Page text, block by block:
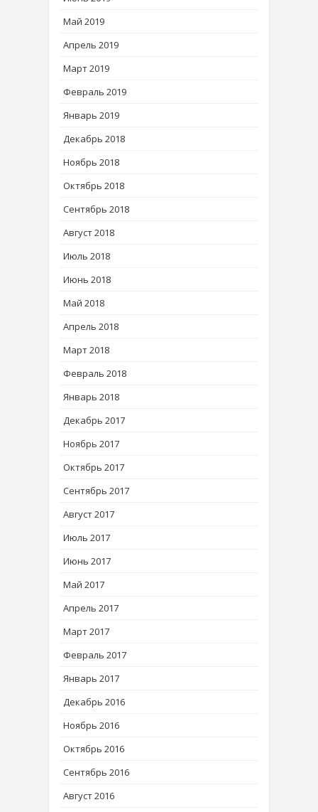
Май 2019
Апрель 2019
Март 2019
Февраль 2019
Январь 2019
Декабрь 2018
Ноябрь 2018
Октябрь 2018
Сентябрь 2018
Август 2018
Июль 2018
Июнь 2018
Май 2018
Апрель 2018
Март 2018
Февраль 2018
Январь 2018
Декабрь 2017
Ноябрь 2017
Октябрь 2017
Сентябрь 2017
Август 2017
Июль 2017
Июнь 2017
Май 2017
Апрель 2017
Март 2017
Февраль 2017
Январь 2017
Декабрь 2016
Ноябрь 2016
Октябрь 2016
Сентябрь 2016
Август 2016